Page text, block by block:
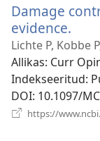
Damage
evidence.
uue
Lichte P, Kobbe
Allikas‎: Curr
Indekseeritud‎:
DOI‎: 10.1097/
https://